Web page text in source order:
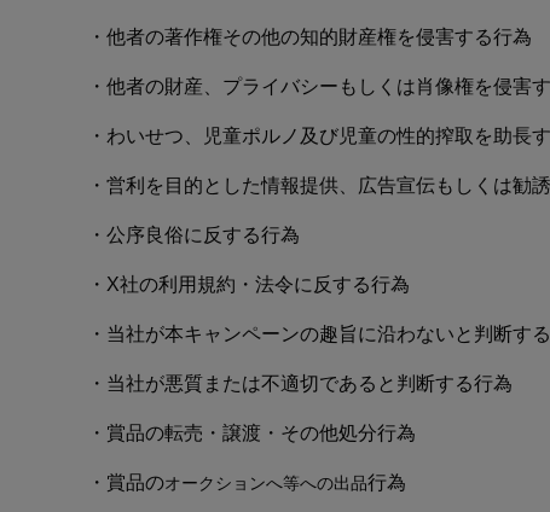
・他者の著作権その他の知的財産権を侵害する行為
・他者の財産、プライバシーもしくは肖像権を侵害
・わいせつ、児童ポルノ及び児童の性的搾取を助長
・営利を目的とした情報提供、広告宣伝もしくは勧
・公序良俗に反する行為
・X社の利用規約・法令に反する行為
・当社が本キャンペーンの趣旨に沿わないと判断す
・当社が悪質または不適切であると判断する行為
・賞品の転売・譲渡・その他処分行為
・賞品のオークションへ等への出品行為